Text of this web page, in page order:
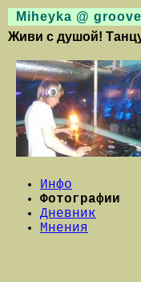
Miheyka @
Живи с душой!
Инфо
Фотографии
Дневник
Мнения